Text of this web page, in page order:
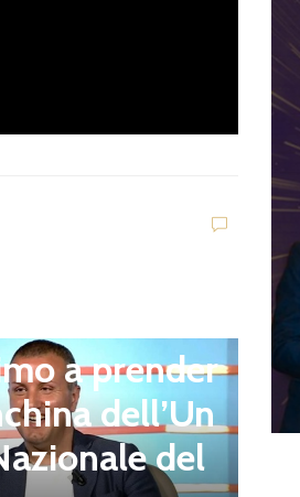
a prender
dell’Un
del